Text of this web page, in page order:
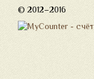
© 2012–2016